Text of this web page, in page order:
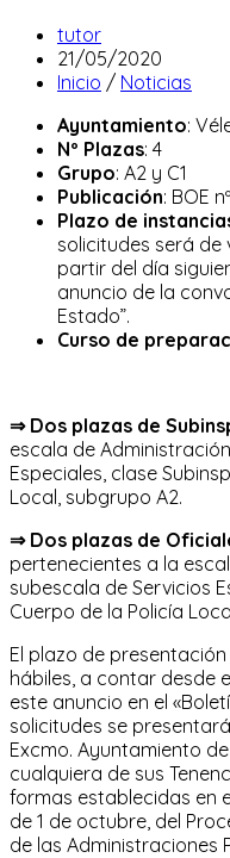
Autor
de
la
tutor
Publicación
de
entrada:
21/05/2020
Categoría
la
entrada:
Inicio / Noticias
Ayuntamiento:
Nº Plazas: 4
Grupo: A2 y C1
Publicación: BOE
Plazo de
solicitudes será de
partir del día
anuncio de la
Estado”.
Curso de
⇒ Dos plazas de
escala de
Especiales, clase
Local, subgrupo A2.
⇒ Dos plazas de
pertenecientes a la
subescala de Servicios
Cuerpo de la Policía
El plazo de
hábiles, a contar desde
este anuncio en el
solicitudes se
Excmo. Ayuntamiento
cualquiera de sus
formas establecidas en
de 1 de octubre, del
de las Administraciones